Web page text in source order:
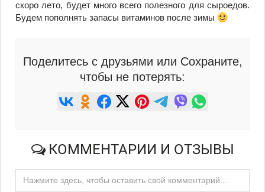
скоро лето, будет много всего полезного для сыроедов.
Будем пополнять запасы витаминов после зимы
Поделитесь с друзьями или Сохраните,
чтобы не потерять:
КОММЕНТАРИИ И ОТЗЫВЫ
Нажмите здесь, чтобы оставить свой комментарий...